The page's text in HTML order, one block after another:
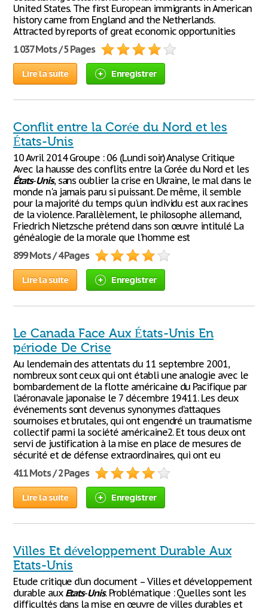
United States. The first European immigrants in American
history came from England and the Netherlands.
Attracted by reports of great economic opportunities
1 037 Mots / 5 Pages
Lire la suite Enregistrer
Conflit entre la Corée du Nord et les
États-Unis
10 Avril 2014 Groupe : 06 (Lundi soir) Analyse Critique
Avec la hausse des conflits entre la Corée du Nord et les
États-Unis, sans oublier la crise en Ukraine, le mal dans le
monde n'a jamais paru si puissant. De même, il semble
pour la majorité du temps qu'un individu est aux racines
de la violence. Parallèlement, le philosophe allemand,
Friedrich Nietzsche prétend dans son œuvre intitulé La
généalogie de la morale que l'homme est
899 Mots / 4 Pages
Lire la suite Enregistrer
Le Canada Face Aux États-Unis En
période De Crise
Au lendemain des attentats du 11 septembre 2001,
nombreux sont ceux qui ont établi une analogie avec le
bombardement de la flotte américaine du Pacifique par
l’aéronavale japonaise le 7 décembre 19411. Les deux
événements sont devenus synonymes d’attaques
sournoises et brutales, qui ont engendré un traumatisme
collectif parmi la société américaine2. Et tous deux ont
servi de justification à la mise en place de mesures de
sécurité et de défense extraordinaires, qui ont eu
411 Mots / 2 Pages
Lire la suite Enregistrer
Villes Et développement Durable Aux
Etats-Unis
Etude critique d’un document – Villes et développement
durable aux Etats-Unis. Problématique : Quelles sont les
difficultés dans la mise en œuvre de villes durables et